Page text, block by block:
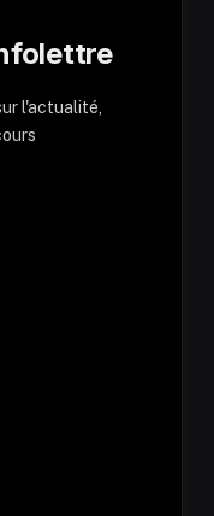
l'actualité,